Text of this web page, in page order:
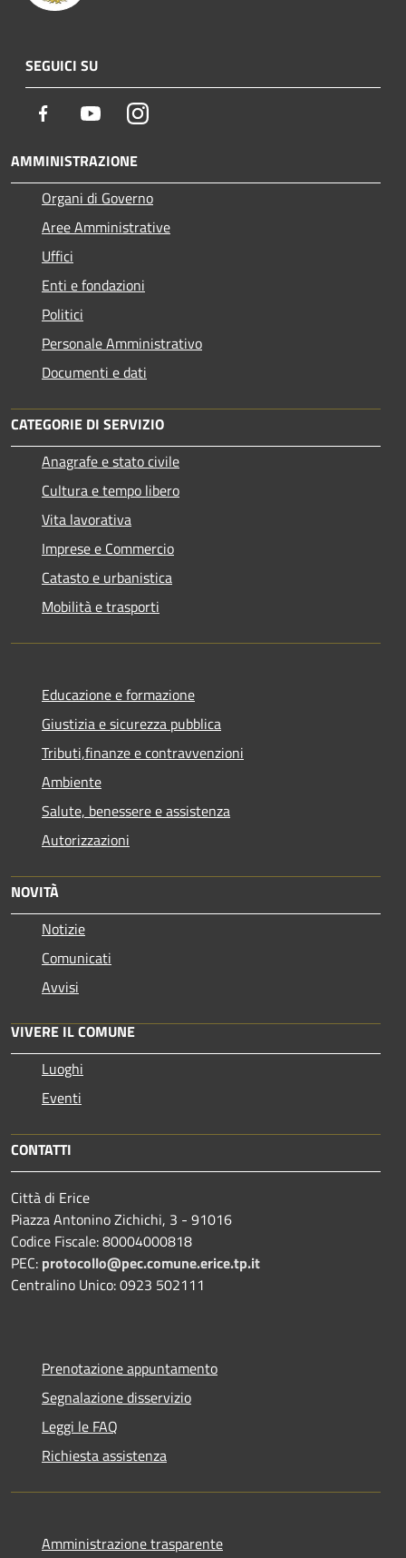
SEGUICI SU
Facebook YoutubeInstagram
AMMINISTRAZIONE
Organi di Governo
Aree Amministrative
Uffici
Enti e fondazioni
Politici
Personale Amministrativo
Documenti e dati
CATEGORIE DI SERVIZIO
Anagrafe e stato civile
Cultura e tempo libero
Vita lavorativa
Imprese e Commercio
Catasto e urbanistica
Mobilità e trasporti
Educazione e formazione
Giustizia e sicurezza pubblica
Tributi,finanze e contravvenzioni
Ambiente
Salute, benessere e assistenza
Autorizzazioni
NOVITÀ
Notizie
Comunicati
Avvisi
VIVERE IL COMUNE
Luoghi
Eventi
CONTATTI
Città di Erice
Piazza Antonino Zichichi, 3 - 91016
Codice Fiscale: 80004000818
PEC: protocollo@pec.comune.erice.tp.it
Centralino Unico: 0923 502111
Prenotazione appuntamento
Segnalazione disservizio
Leggi le FAQ
Richiesta assistenza
Amministrazione trasparente